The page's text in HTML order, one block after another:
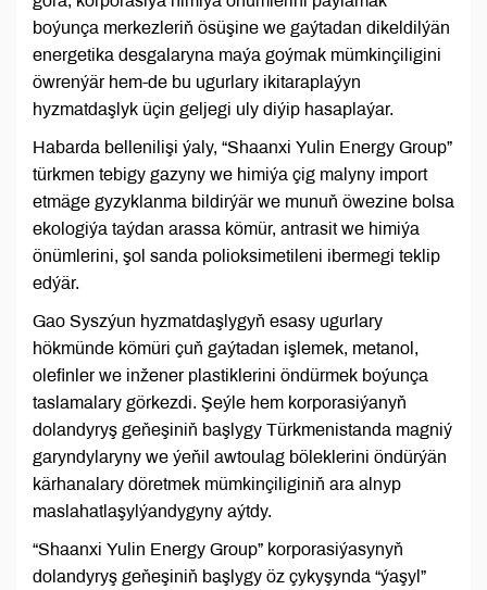
boýunça merkezleriň ösüşine we gaýtadan dikeldilýän
energetika desgalaryna maýa goýmak mümkinçiligini
öwrenýär hem-de bu ugurlary ikitaraplaýyn
hyzmatdaşlyk üçin geljegi uly diýip hasaplaýar.
Habarda bellenilişi ýaly, “Shaanxi Yulin Energy Group”
türkmen tebigy gazyny we himiýa çig malyny import
etmäge gyzyklanma bildirýär we munuň öwezine bolsa
ekologiýa taýdan arassa kömür, antrasit we himiýa
önümlerini, şol sanda polioksimetileni ibermegi teklip
edýär.
Gao Syszýun hyzmatdaşlygyň esasy ugurlary
hökmünde kömüri çuň gaýtadan işlemek, metanol,
olefinler we inžener plastiklerini öndürmek boýunça
taslamalary görkezdi. Şeýle hem korporasiýanyň
dolandyryş geňeşiniň başlygy Türkmenistanda magniý
garyndylaryny we ýeňil awtoulag böleklerini öndürýän
kärhanalary döretmek mümkinçiliginiň ara alnyp
maslahatlaşylýandygyny aýtdy.
“Shaanxi Yulin Energy Group” korporasiýasynyň
dolandyryş geňeşiniň başlygy öz çykyşynda “ýaşyl”